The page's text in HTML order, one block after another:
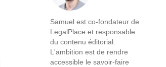
Samuel est co-fondateur de
LegalPlace et responsable
du contenu éditorial.
L'ambition est de rendre
accessible le savoir-faire